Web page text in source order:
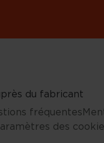
du fabricant
fréquentes
des